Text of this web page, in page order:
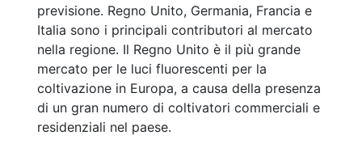
previsione. Regno Unito, Germania, Francia e
Italia sono i principali contributori al mercato
nella regione. Il Regno Unito è il più grande
mercato per le luci fluorescenti per la
coltivazione in Europa, a causa della presenza
di un gran numero di coltivatori commerciali e
residenziali nel paese.